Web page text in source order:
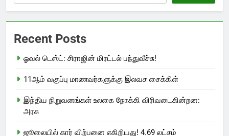
Recent Posts
ஓவல் டெஸ்ட்: சிராஜின் மிரட்டல் பந்துவீச்சு!
11ஆம் வகுப்பு மாணவர்களுக்கு இலவச சைக்கிள்
இந்திய நிறுவனங்கள் உலகை நோக்கி விரிவடைகின்றன:
அரசு
ஜூலையில் கார் விற்பனை எகிறியது! 4.69 லட்சம்